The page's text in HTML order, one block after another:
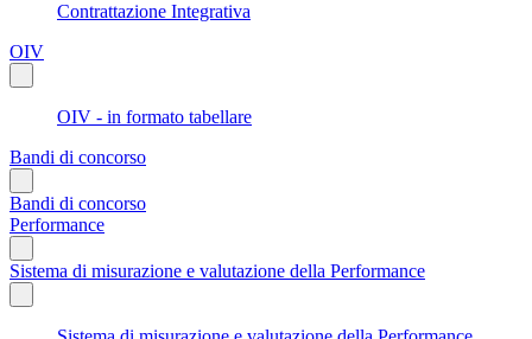
Contrattazione Integrativa
OIV
OIV - in formato tabellare
Bandi di concorso
Bandi di concorso
Performance
Sistema di misurazione e valutazione della Performance